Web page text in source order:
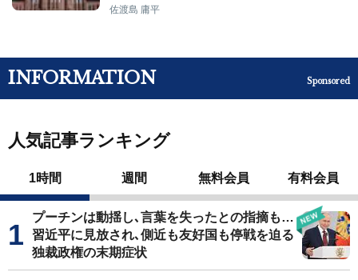
佐渡島 庸平
INFORMATION Sponsored
人気記事ランキング
1時間 週間 無料会員 有料会員
プーチンは動揺し､言葉を失ったとの指摘も…
習近平に見放され､側近も友好国も停戦を迫る
独裁政権の末期症状